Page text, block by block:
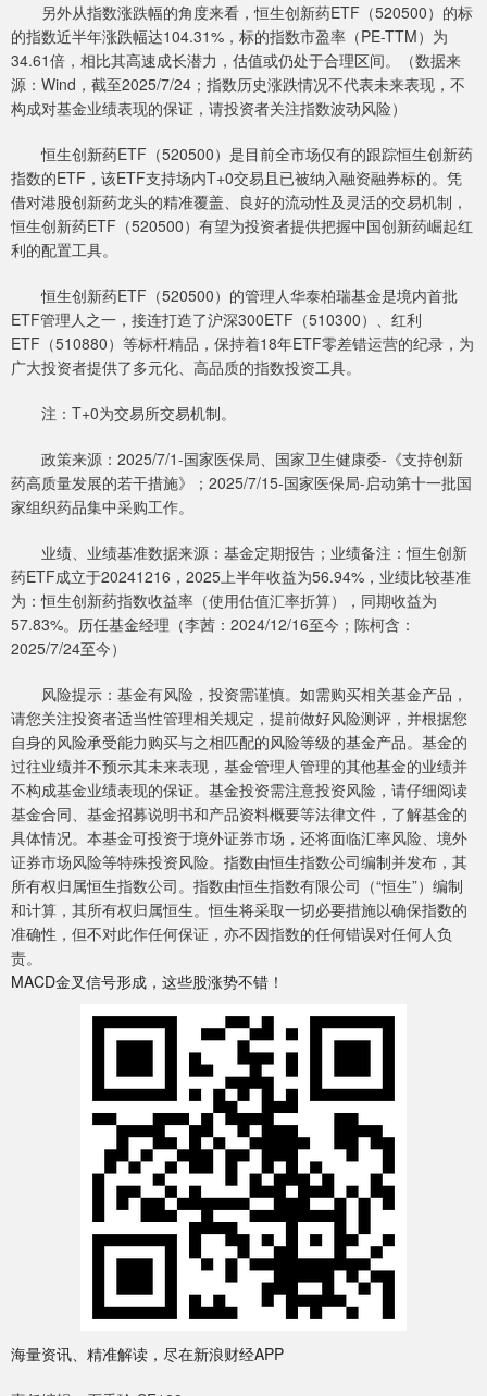
另外从指数涨跌幅的角度来看，恒生创新药ETF（520500）的标
的指数近半年涨跌幅达104.31%，标的指数市盈率（PE-TTM）为
34.61倍，相比其高速成长潜力，估值或仍处于合理区间。（数据来
源：Wind，截至2025/7/24；指数历史涨跌情况不代表未来表现，不
构成对基金业绩表现的保证，请投资者关注指数波动风险）
恒生创新药ETF（520500）是目前全市场仅有的跟踪恒生创新药
指数的ETF，该ETF支持场内T+0交易且已被纳入融资融券标的。凭
借对港股创新药龙头的精准覆盖、良好的流动性及灵活的交易机制，
恒生创新药ETF（520500）有望为投资者提供把握中国创新药崛起红
利的配置工具。
恒生创新药ETF（520500）的管理人华泰柏瑞基金是境内首批
ETF管理人之一，接连打造了沪深300ETF（510300）、红利
ETF（510880）等标杆精品，保持着18年ETF零差错运营的纪录，为
广大投资者提供了多元化、高品质的指数投资工具。
注：T+0为交易所交易机制。
政策来源：2025/7/1-国家医保局、国家卫生健康委-《支持创新
药高质量发展的若干措施》；2025/7/15-国家医保局-启动第十一批国
家组织药品集中采购工作。
业绩、业绩基准数据来源：基金定期报告；业绩备注：恒生创新
药ETF成立于20241216，2025上半年收益为56.94%，业绩比较基准
为：恒生创新药指数收益率（使用估值汇率折算），同期收益为
57.83%。历任基金经理（李茜：2024/12/16至今；陈柯含：
2025/7/24至今）
风险提示：基金有风险，投资需谨慎。如需购买相关基金产品，
请您关注投资者适当性管理相关规定，提前做好风险测评，并根据您
自身的风险承受能力购买与之相匹配的风险等级的基金产品。基金的
过往业绩并不预示其未来表现，基金管理人管理的其他基金的业绩并
不构成基金业绩表现的保证。基金投资需注意投资风险，请仔细阅读
基金合同、基金招募说明书和产品资料概要等法律文件，了解基金的
具体情况。本基金可投资于境外证券市场，还将面临汇率风险、境外
证券市场风险等特殊投资风险。指数由恒生指数公司编制并发布，其
所有权归属恒生指数公司。指数由恒生指数有限公司（“恒生”）编制
和计算，其所有权归属恒生。恒生将采取一切必要措施以确保指数的
准确性，但不对此作任何保证，亦不因指数的任何错误对任何人负
责。
MACD金叉信号形成，这些股涨势不错！
海量资讯、精准解读，尽在新浪财经APP